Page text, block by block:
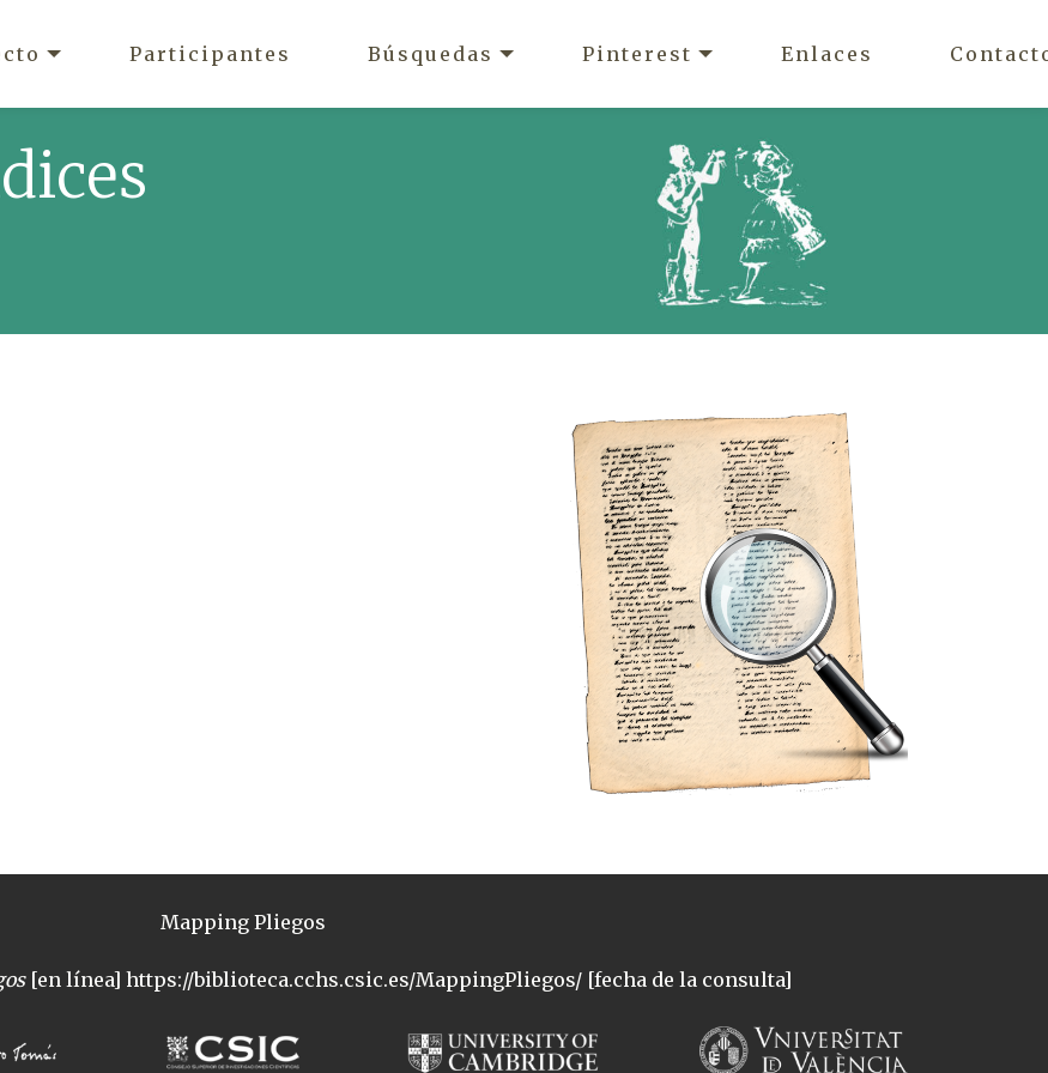
Participantes Búsquedas Pinterest Enlaces
Mapping Pliegos
[en línea] https://biblioteca.cchs.csic.es/MappingPliegos/ [fecha de la consulta]